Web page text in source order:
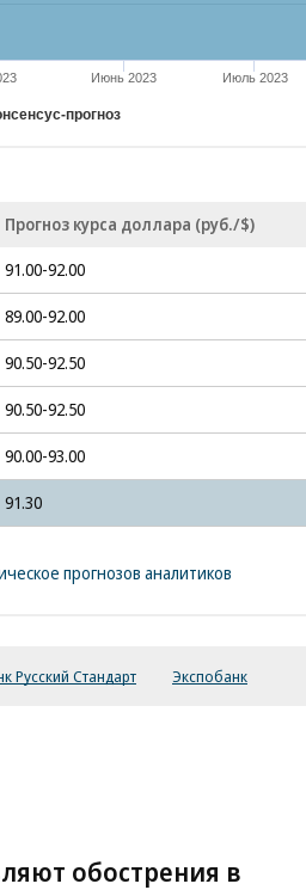
прогноз
Июнь 2023 Июль 2023
Прогноз курса доллара (руб./$)
91.00-92.00
89.00-92.00
90.50-92.50
90.50-92.50
90.00-93.00
91.30
прогнозов аналитиков
Русский Стандарт Экспобанк
обострения в